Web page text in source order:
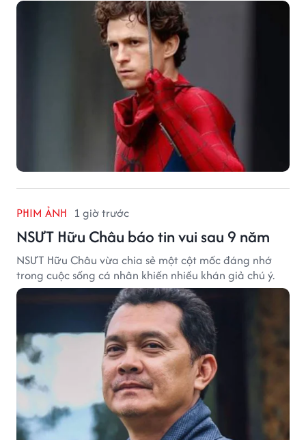
vé của bộ phim cũng giúp nhiều ngôi sao sở hữu khoản
thu nhập đáng mơ ước.
PHIM ẢNH 1 giờ trước
NSƯT Hữu Châu báo tin vui sau 9 năm
NSƯT Hữu Châu vừa chia sẻ một cột mốc đáng nhớ
trong cuộc sống cá nhân khiến nhiều khán giả chú ý.